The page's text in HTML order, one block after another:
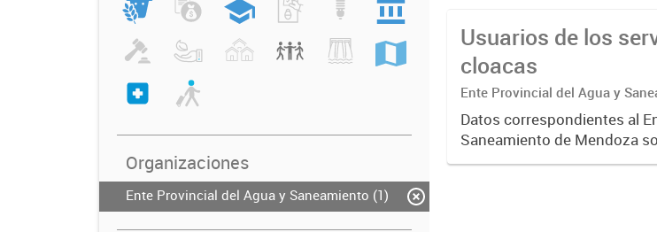
Organizaciones
Ente Provincial del Agua y Saneamiento (1)
Usuarios de los
cloacas
Ente Provincial del Agua y
Datos correspondientes al
Saneamiento de Mendoza
diversos operadores que